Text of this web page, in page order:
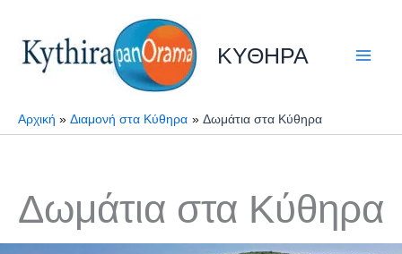
στο
περιεχόμενο
ΚΥΘΗΡΑ
Αρχική Διαμονή στα Κύθηρα Δωμάτια στα Κύθηρα
Δωμάτια στα Κύθηρα